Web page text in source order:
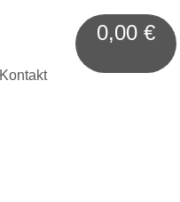
Kontakt
0,00 €